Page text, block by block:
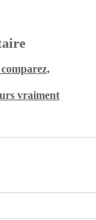
vraiment